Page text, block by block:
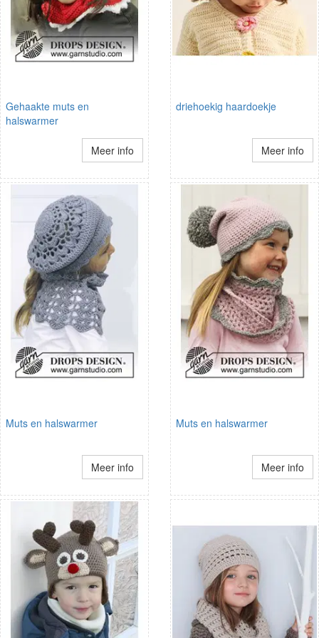
Gehaakte muts en
halswarmer
Meer info
driehoekig haardoekje
Meer info
Muts en halswarmer
Meer info
Muts en halswarmer
Meer info